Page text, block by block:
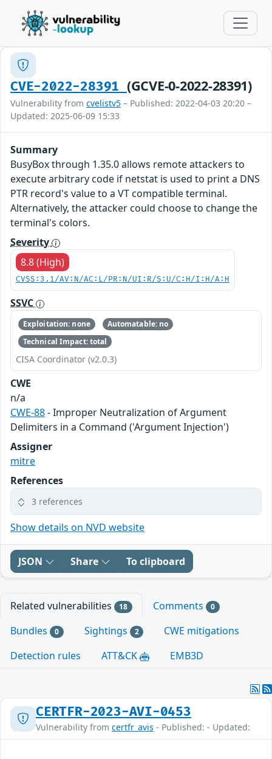
CVE-2022-28391 (GCVE-0-2022-28391)
Vulnerability from cvelistv5 – Published: 2022-04-03 20:20 –
Updated: 2025-06-09 15:33
Summary
BusyBox through 1.35.0 allows remote attackers to
execute arbitrary code if netstat is used to print a DNS
PTR record's value to a VT compatible terminal.
Alternatively, the attacker could choose to change the
terminal's colors.
Severity
8.8 (High)
CVSS:3.1/AV:N/AC:L/PR:N/UI:R/S:U/C:H/I:H/A:H
SSVC
Exploitation: none
Automatable: no
Technical Impact: total
CISA Coordinator (v2.0.3)
CWE
n/a
CWE-88- Improper Neutralization of Argument
Delimiters in a Command ('Argument Injection')
Assigner
mitre
References
3 references
Show details on NVD website
JSON Share To clipboard
Related vulnerabilities 18 Comments 0
Bundles 0 Sightings 2
CWE mitigations
Detection rules
ATT&CK EMB3D
CERTFR-2023-AVI-0453
Vulnerability from certfr_avis - Published: - Updated: